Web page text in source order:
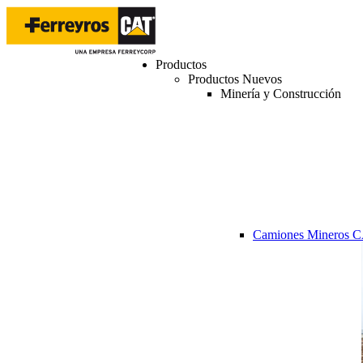
Productos
Productos Nuevos
Minería y Construcción
Camiones Mineros